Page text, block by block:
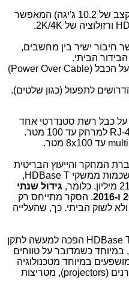
לא דחוס (עד קצב של 10.2 ג'יגה) המאפשר
ורזולוציה של 2K/4K
.
חיבור ישיר בין מחשבים,
הבידור הביתי.
על הכבל (Power Over Cable)
לתפעול (כגון שלטים).
על כבל רשת סטנדרטי אחד
RJ-
למרחק עד 100 מטר.
עד 8x100 מטר.
המחקר והייעוץ הבריטית
ממשקי ,HDBase T
גידול שנתי
. הסקר מתייחס רק
לשוק הביתי. כך, שהעלייה
HDBase הפכה למעשה לתקן
, במיוחד כשמדובר על טווחים
המושפעים במיוחד מטכנולוגיה
,(projectors) מטריצות